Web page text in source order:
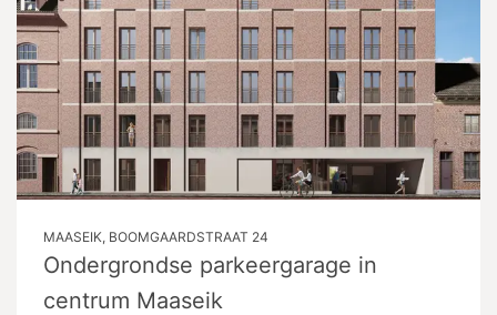
MAASEIK, BOOMGAARDSTRAAT 24
Ondergrondse parkeergarage in
centrum Maaseik